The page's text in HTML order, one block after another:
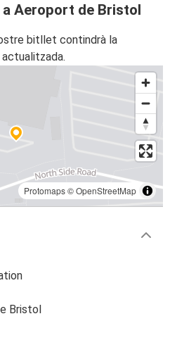
Aeroport de Bristol
bitllet contindrà la
Protomaps©OpenStreetMap
Bristol